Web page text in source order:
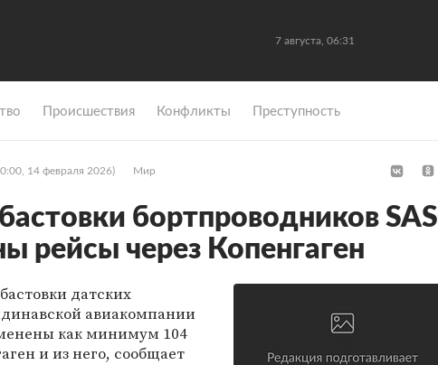
7 августа, 06:31
Происшествия Конфликты Преступность
14 февраля 2026) Мир
бортпроводников SAS
рейсы через Копенгаген
датских
авиакомпании
как минимум 104
и из него, сообщает